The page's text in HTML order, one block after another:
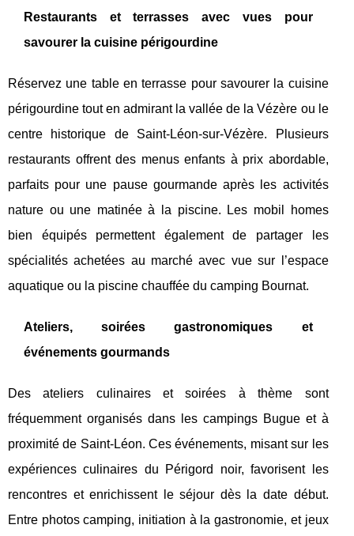
Restaurants et terrasses avec vues pour
savourer la cuisine périgourdine
Réservez une table en terrasse pour savourer la cuisine
périgourdine tout en admirant la vallée de la Vézère ou le
centre historique de Saint-Léon-sur-Vézère. Plusieurs
restaurants offrent des menus enfants à prix abordable,
parfaits pour une pause gourmande après les activités
nature ou une matinée à la piscine. Les mobil homes
bien équipés permettent également de partager les
spécialités achetées au marché avec vue sur l’espace
aquatique ou la piscine chauffée du camping Bournat.
Ateliers, soirées gastronomiques et
événements gourmands
Des ateliers culinaires et soirées à thème sont
fréquemment organisés dans les campings Bugue et à
proximité de Saint-Léon. Ces événements, misant sur les
expériences culinaires du Périgord noir, favorisent les
rencontres et enrichissent le séjour dès la date début.
Entre photos camping, initiation à la gastronomie, et jeux